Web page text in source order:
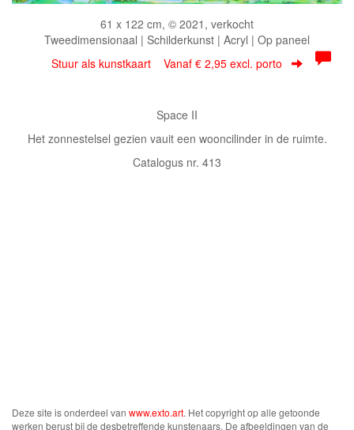
61 x 122 cm, © 2021, verkocht
Tweedimensionaal | Schilderkunst | Acryl | Op paneel
Stuur als kunstkaart Vanaf € 2,95 excl. porto
Space II
Het zonnestelsel gezien vauit een wooncilinder in de ruimte.
Catalogus nr. 413
Deze site is onderdeel van www.exto.art. Het copyright op alle getoonde
werken berust bij de desbetreffende kunstenaars. De afbeeldingen van de